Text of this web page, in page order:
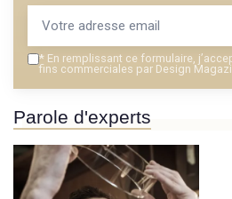
* En remplissant ce formulaire,
fins commerciales par Design
Parole d'experts